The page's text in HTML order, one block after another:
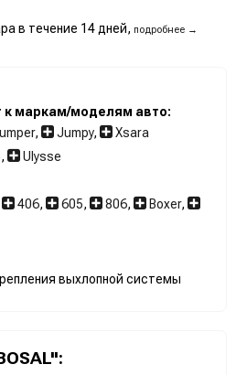
в течение 14 дней, подробнее →
к маркам/моделям авто:
, Jumpy,
Xsara
,
Ulysse
406, 605, 806, Boxer,
выхлопной системы